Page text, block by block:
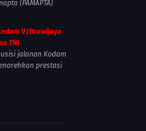
(PAMAPTA)
V/Brawijaya
TNI
jalanan Kodam
prestasi